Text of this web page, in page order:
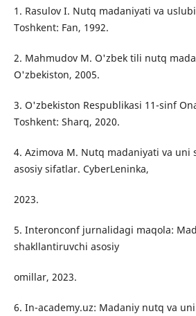
1. Rasulov I. Nutq madaniyati va
Toshkent: Fan, 1992.
2. Mahmudov M. O'zbek tili nutq
O'zbekiston, 2005.
3. O'zbekiston Respublikasi 11-sinf
Toshkent: Sharq, 2020.
4. Azimova M. Nutq madaniyati va uni
asosiy sifatlar. CyberLeninka,
2023.
5. Interonconf jurnalidagi maqola:
shakllantiruvchi asosiy
omillar, 2023.
6. In-academy.uz: Madaniy nutq va